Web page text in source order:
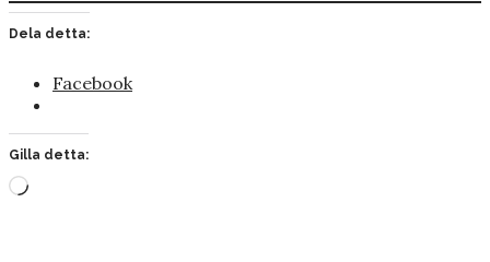
Dela detta:
Facebook
Gilla detta:
Laddar